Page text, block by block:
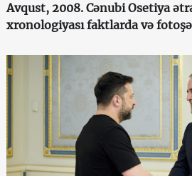
Avqust, 2008. Cənubi Osetiya
xronologiyası faktlarda və